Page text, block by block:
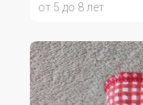
от 5 до 8 лет